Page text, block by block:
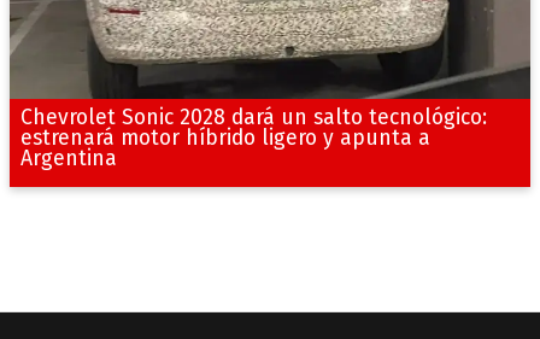
Chevrolet Sonic 2028 dará un salto tecnológico:
estrenará motor híbrido ligero y apunta a
Argentina